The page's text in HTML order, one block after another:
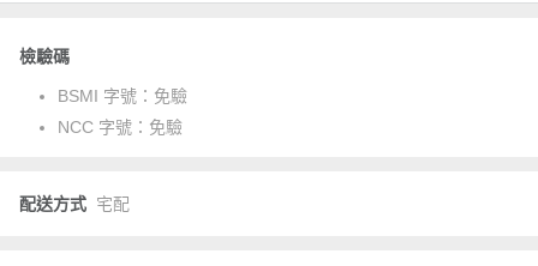
檢驗碼
BSMI 字號： 免驗
NCC 字號： 免驗
配送方式 宅配